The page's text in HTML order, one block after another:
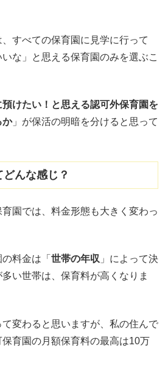
すべての保育園に見学に行って
いな」と思える保育園のみを選ぶこ
預けたい！と思える認可外保育園を
か」が保活の明暗を分けると思って
んな感じ？
園では、料金形態も大きく変わっ
料金は「 世帯の年収 」によって決
い世帯は、保育料が高くなりま
変わると思いますが、私の住んで
育園の月額保育料の最高は10万